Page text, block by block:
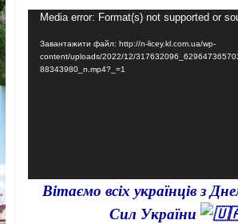
Відеопрогравач
Media error: Format(s) not supported or
Завантажити файл: http://n-licey.kl.com.ua/wp-
content/uploads/2022/12/
88343980_n.mp4?_=1
Вітаємо всіх українців з
Сил України